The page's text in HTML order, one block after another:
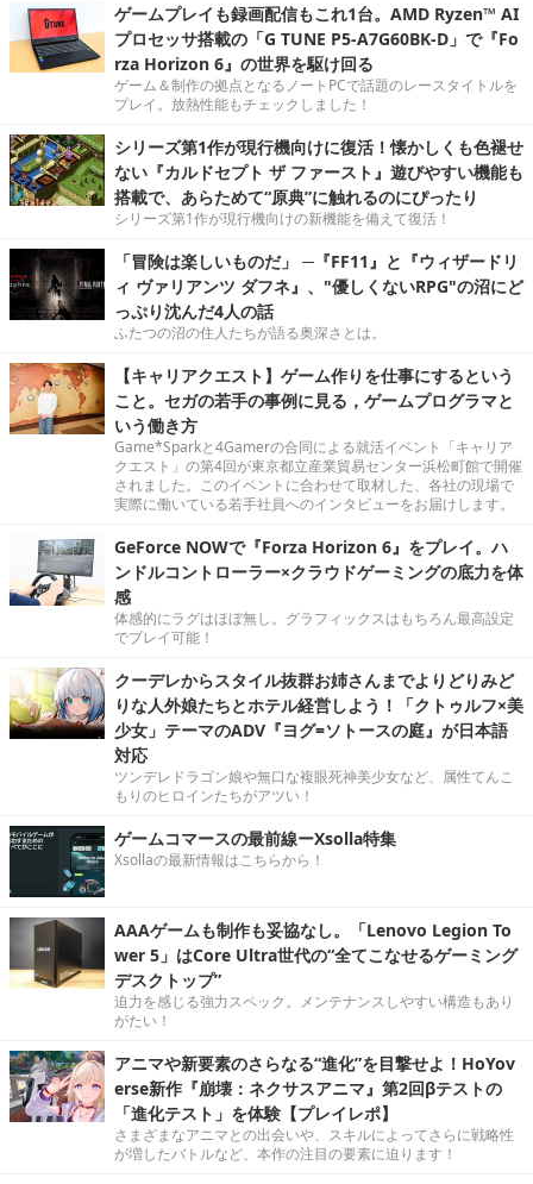
ゲームプレイも録画配信もこれ1台。AMD Ryzen™ AI
プロセッサ搭載の「G TUNE P5-A7G60BK-D」で『Fo
rza Horizon 6』の世界を駆け回る
ゲーム＆制作の拠点となるノートPCで話題のレースタイトルを
プレイ。放熱性能もチェックしました！
シリーズ第1作が現行機向けに復活！懐かしくも色褪せ
ない『カルドセプト ザ ファースト』遊びやすい機能も
搭載で、あらためて“原典”に触れるのにぴったり
シリーズ第1作が現行機向けの新機能を備えて復活！
「冒険は楽しいものだ」 ─『FF11』と『ウィザードリ
ィ ヴァリアンツ ダフネ』、"優しくないRPG"の沼にど
っぷり沈んだ4人の話
ふたつの沼の住人たちが語る奥深さとは。
【キャリアクエスト】ゲーム作りを仕事にするという
こと。セガの若手の事例に見る，ゲームプログラマと
いう働き方
Game*Sparkと4Gamerの合同による就活イベント「キャリア
クエスト」の第4回が東京都立産業貿易センター浜松町館で開催
されました。このイベントに合わせて取材した、各社の現場で
実際に働いている若手社員へのインタビューをお届けします。
GeForce NOWで『Forza Horizon 6』をプレイ。ハ
ンドルコントローラー×クラウドゲーミングの底力を体
感
体感的にラグはほぼ無し。グラフィックスはもちろん最高設定
でプレイ可能！
クーデレからスタイル抜群お姉さんまでよりどりみど
りな人外娘たちとホテル経営しよう！「クトゥルフ×美
少女」テーマのADV『ヨグ=ソトースの庭』が日本語
対応
ツンデレドラゴン娘や無口な複眼死神美少女など、属性てんこ
もりのヒロインたちがアツい！
ゲームコマースの最前線ーXsolla特集
Xsollaの最新情報はこちらから！
AAAゲームも制作も妥協なし。「Lenovo Legion To
wer 5」はCore Ultra世代の“全てこなせるゲーミング
デスクトップ”
迫力を感じる強力スペック。メンテナンスしやすい構造もあり
がたい！
アニマや新要素のさらなる“進化”を目撃せよ！HoYov
erse新作『崩壊：ネクサスアニマ』第2回βテストの
「進化テスト」を体験【プレイレポ】
さまざまなアニマとの出会いや、スキルによってさらに戦略性
が増したバトルなど、本作の注目の要素に迫ります！